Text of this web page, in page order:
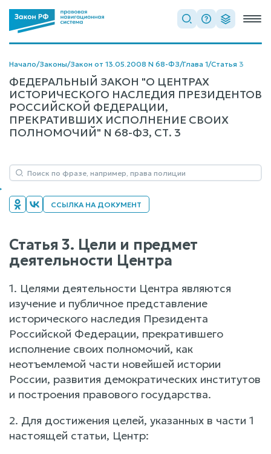
Начало/Законы/Закон от 13.05.2008 N 68-ФЗ/Глава 1/Статья 3
ФЕДЕРАЛЬНЫЙ ЗАКОН "О ЦЕНТРАХ
ИСТОРИЧЕСКОГО НАСЛЕДИЯ ПРЕЗИДЕНТОВ
РОССИЙСКОЙ ФЕДЕРАЦИИ,
ПРЕКРАТИВШИХ ИСПОЛНЕНИЕ СВОИХ
ПОЛНОМОЧИЙ" N 68-ФЗ, СТ. 3
ССЫЛКА НА ДОКУМЕНТ
Статья 3. Цели и предмет
деятельности Центра
1. Целями деятельности Центра являются
изучение и публичное представление
исторического наследия Президента
Российской Федерации, прекратившего
исполнение своих полномочий, как
неотъемлемой части новейшей истории
России, развития демократических институтов
и построения правового государства.
2. Для достижения целей, указанных в части 1
настоящей статьи, Центр: